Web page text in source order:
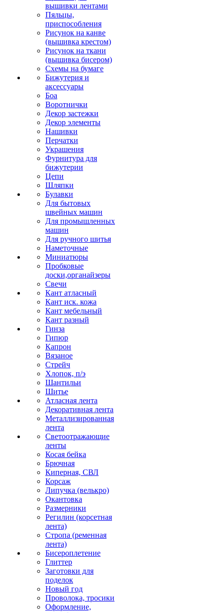
вышивки лентами
Пяльцы,
приспособления
Рисунок на канве
(вышивка крестом)
Рисунок на ткани
(вышивка бисером)
Схемы на бумаге
Бижутерия и
аксессуары
Боа
Воротнички
Декор застежки
Декор элементы
Нашивки
Перчатки
Украшения
Фурнитура для
бижутерии
Цепи
Шляпки
Булавки
Для бытовых
швейных машин
Для промышленных
машин
Для ручного шитья
Наметочные
Миниатюры
Пробковые
доски,органайзеры
Свечи
Кант атласный
Кант иск. кожа
Кант мебельный
Кант разный
Гинза
Гипюр
Капрон
Вязаное
Стрейч
Хлопок, п/э
Шантильи
Шитье
Атласная лента
Декоративная лента
Металлизированная
лента
Светоотражающие
ленты
Косая бейка
Брючная
Киперная, СВЛ
Корсаж
Липучка (велькро)
Окантовка
Размерники
Регилин (корсетная
лента)
Стропа (ременная
лента)
Бисероплетение
Глиттер
Заготовки для
поделок
Новый год
Проволока, тросики
Оформление,